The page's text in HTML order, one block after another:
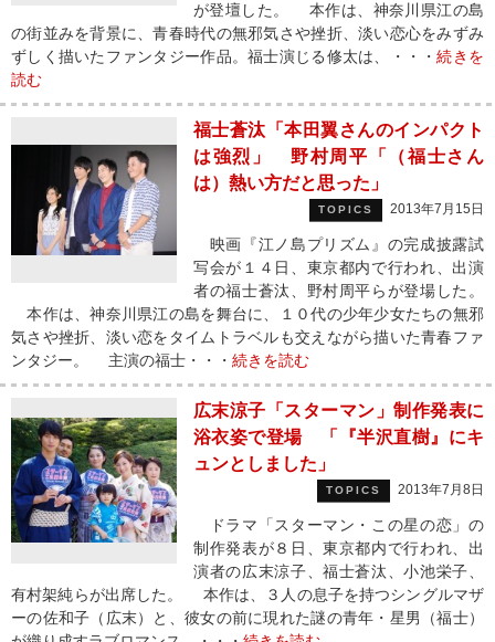
が登壇した。 本作は、神奈川県江の島
の街並みを背景に、青春時代の無邪気さや挫折、淡い恋心をみずみ
ずしく描いたファンタジー作品。福士演じる修太は、・・・続きを
読む
福士蒼汰「本田翼さんのインパクト
は強烈」 野村周平「（福士さん
は）熱い方だと思った」
TOPICS 2013年7月15日
映画『江ノ島プリズム』の完成披露試
写会が１４日、東京都内で行われ、出演
者の福士蒼汰、野村周平らが登場した。
本作は、神奈川県江の島を舞台に、１０代の少年少女たちの無邪
気さや挫折、淡い恋をタイムトラベルも交えながら描いた青春ファ
ンタジー。 主演の福士・・・ 続きを読む
広末涼子「スターマン」制作発表に
浴衣姿で登場 「『半沢直樹』にキ
ュンとしました」
TOPICS 2013年7月8日
ドラマ「スターマン・この星の恋」の
制作発表が８日、東京都内で行われ、出
演者の広末涼子、福士蒼汰、小池栄子、
有村架純らが出席した。 本作は、３人の息子を持つシングルマザ
ーの佐和子（広末）と、彼女の前に現れた謎の青年・星男（福士）